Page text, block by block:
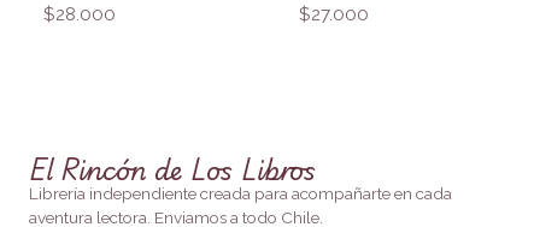
$28.000 $27.000
El Rincón de Los Libros
Librería independiente creada para acompañarte en cada
aventura lectora. Enviamos a todo Chile.